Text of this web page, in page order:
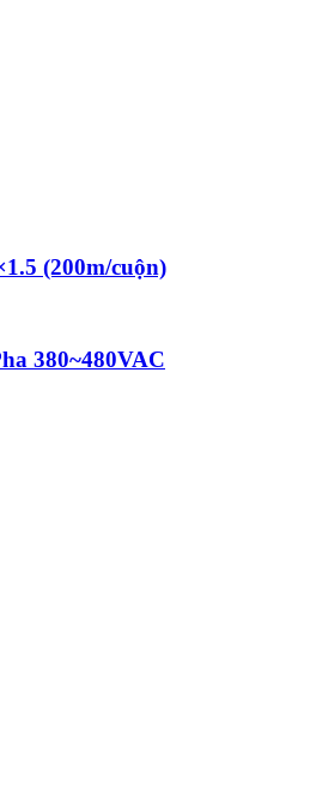
(200m/cuộn)
380~480VAC